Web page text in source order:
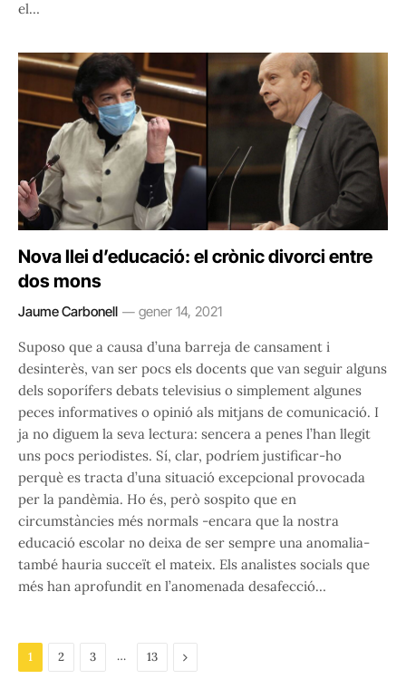
el…
Nova llei d’educació: el crònic divorci entre
dos mons
Jaume Carbonell gener 14, 2021
Suposo que a causa d’una barreja de cansament i
desinterès, van ser pocs els docents que van seguir alguns
dels soporífers debats televisius o simplement algunes
peces informatives o opinió als mitjans de comunicació. I
ja no diguem la seva lectura: sencera a penes l’han llegit
uns pocs periodistes. Sí, clar, podríem justificar-ho
perquè es tracta d’una situació excepcional provocada
per la pandèmia. Ho és, però sospito que en
circumstàncies més normals -encara que la nostra
educació escolar no deixa de ser sempre una anomalia-
també hauria succeït el mateix. Els analistes socials que
més han aprofundit en l’anomenada desafecció…
1 2 3 … 13 Next